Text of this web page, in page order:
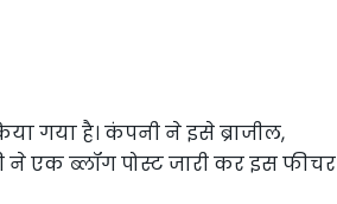
गया है। कंपनी ने इसे ब्राजील,
एक ब्लॉग पोस्ट जारी कर इस फीचर